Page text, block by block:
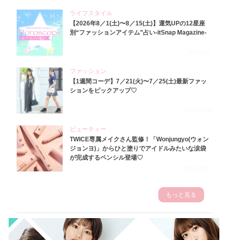
ライフスタイル
【2026年8／1(土)〜8／15(土)】運気UPの12星座
別“ファッションアイテム”占い-itSnap Magazine-
ファッション
【1週間コーデ】7／21(火)〜7／25(土)最新ファッ
ションをピックアップ♡
ビューティー
TWICE専属メイクさん監修！「Wonjungyo(ウォン
ジョンヨ)」からひと塗りでアイドルみたいな涙袋
が完成するペンシル登場♡
もっと見る